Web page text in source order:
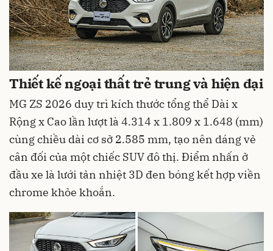
Thiết kế ngoại thất trẻ trung và hiện đại
MG ZS 2026 duy trì kích thước tổng thể Dài x
Rộng x Cao lần lượt là 4.314 x 1.809 x 1.648 (mm)
cùng chiều dài cơ sở 2.585 mm, tạo nên dáng vẻ
cân đối của một chiếc SUV đô thị. Điểm nhấn ở
đầu xe là lưới tản nhiệt 3D đen bóng kết hợp viền
chrome khỏe khoắn.